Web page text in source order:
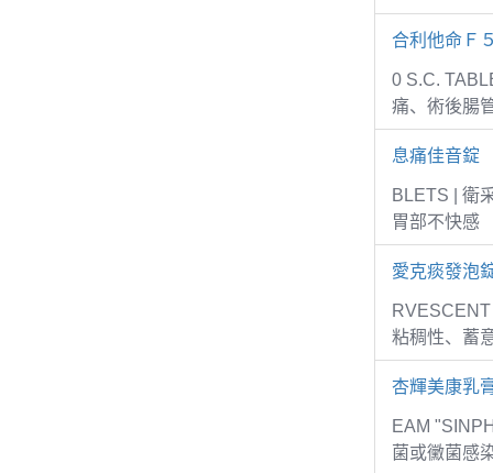
合利他命Ｆ
0 S.C.
痛、術後腸
息痛佳音錠
BLETS | 衛
胃部不快感
愛克痰發泡
粘稠性、蓄
杏輝美康乳
EAM
菌或黴菌感